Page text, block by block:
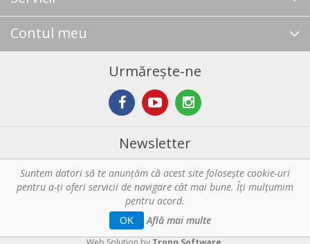
Contul meu
Urmărește-ne
Newsletter
Abonare
Copyright © 2026 Horeca - Pentru profesionistii din bucatarie. Toate
drepturile rezervate.
Suntem datori să te anunţăm că acest site foloseşte cookie-uri
pentru a-ți oferi servicii de navigare cât mai bune. Îţi mulțumim
pentru acord.
OK Află mai multe